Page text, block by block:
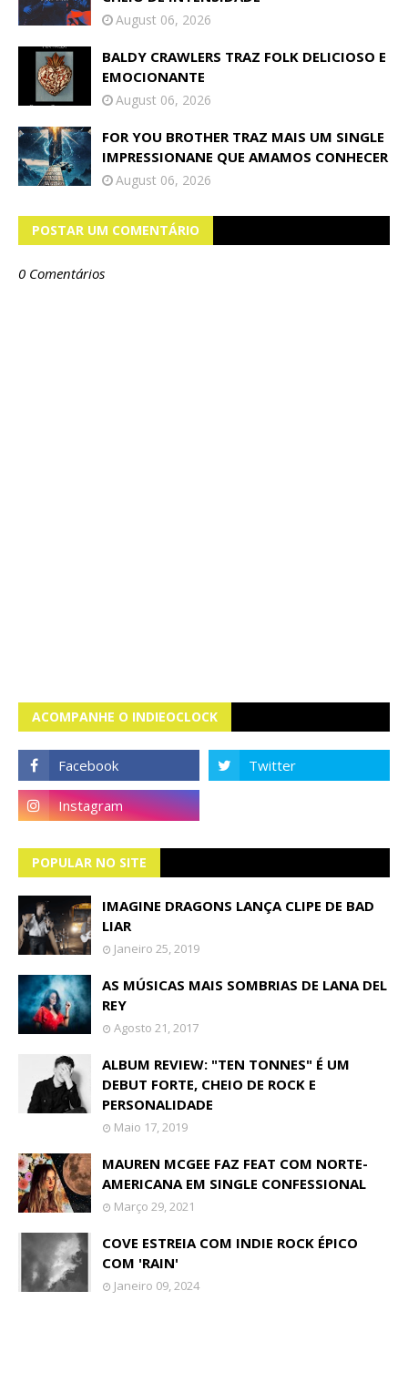
August 06, 2026
BALDY CRAWLERS TRAZ FOLK DELICIOSO E
EMOCIONANTE
August 06, 2026
FOR YOU BROTHER TRAZ MAIS UM SINGLE
IMPRESSIONANE QUE AMAMOS CONHECER
August 06, 2026
POSTAR UM COMENTÁRIO
0 Comentários
ACOMPANHE O INDIEOCLOCK
POPULAR NO SITE
IMAGINE DRAGONS LANÇA CLIPE DE BAD
LIAR
Janeiro 25, 2019
AS MÚSICAS MAIS SOMBRIAS DE LANA DEL
REY
Agosto 21, 2017
ALBUM REVIEW: "TEN TONNES" É UM
DEBUT FORTE, CHEIO DE ROCK E
PERSONALIDADE
Maio 17, 2019
MAUREN MCGEE FAZ FEAT COM NORTE-
AMERICANA EM SINGLE CONFESSIONAL
Março 29, 2021
COVE ESTREIA COM INDIE ROCK ÉPICO
COM 'RAIN'
Janeiro 09, 2024